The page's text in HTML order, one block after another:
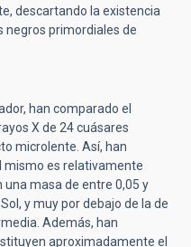
descartando la existencia
negros primordiales de
han comparado el
X de 24 cuásares
microlente. Así, han
mismo es relativamente
una masa de entre 0,05 y
y muy por debajo de la de
Además, han
aproximadamente el